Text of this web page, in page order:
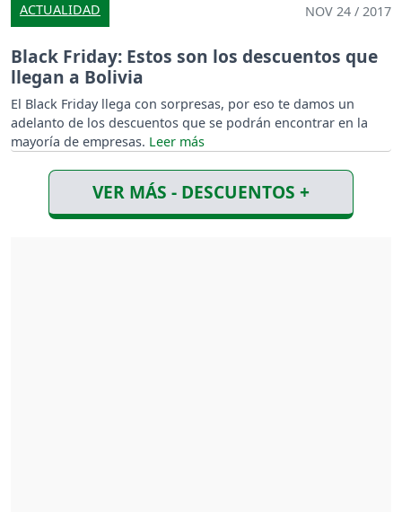
ACTUALIDAD NOV 24 / 2017
Black Friday: Estos son los descuentos que
llegan a Bolivia
El Black Friday llega con sorpresas, por eso te damos un
adelanto de los descuentos que se podrán encontrar en la
mayoría de empresas.
VER MÁS - DESCUENTOS +